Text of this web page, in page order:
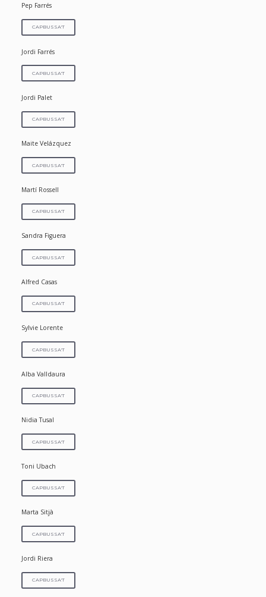
Pep Farrés
CAPBUSSA'T
Jordi Farrés
CAPBUSSA'T
Jordi Palet
CAPBUSSA'T
Maite Velázquez
CAPBUSSA'T
Martí Rossell
CAPBUSSA'T
Sandra Figuera
CAPBUSSA'T
Alfred Casas
CAPBUSSA'T
Sylvie Lorente
CAPBUSSA'T
Alba Valldaura
CAPBUSSA'T
Nidia Tusal
CAPBUSSA'T
Toni Ubach
CAPBUSSA'T
Marta Sitjà
CAPBUSSA'T
Jordi Riera
CAPBUSSA'T